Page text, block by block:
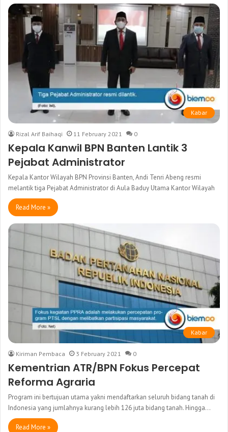
Kabar
Rizal Arif Baihaqi 11 February 2021 0
Kepala Kanwil BPN Banten Lantik 3
Pejabat Administrator
Kepala Kantor Wilayah BPN Provinsi Banten, Andi Tenri Abeng resmi
melantik tiga Pejabat Administrator di Aula Baduy Utama Kantor Wilayah
Read More »
Kabar
Kiriman Pembaca 3 February 2021 0
Kementrian ATR/BPN Fokus Percepat
Reforma Agraria
Program ini bertujuan utama yakni mendaftarkan seluruh bidang tanah di
Indonesia yang jumlahnya kurang lebih 126 juta bidang tanah. Hingga…
Read More »